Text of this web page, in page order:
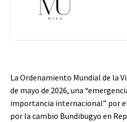
La Ordenamiento Mundial de la
de mayo de 2026, una
importancia internacional” por
por la cambio Bundibugyo en